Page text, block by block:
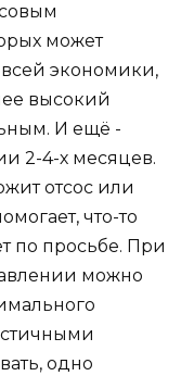
может
всей экономики,
высокий
И ещё -
2-4-х месяцев.
отсос или
что-то
по просьбе. При
можно
одно